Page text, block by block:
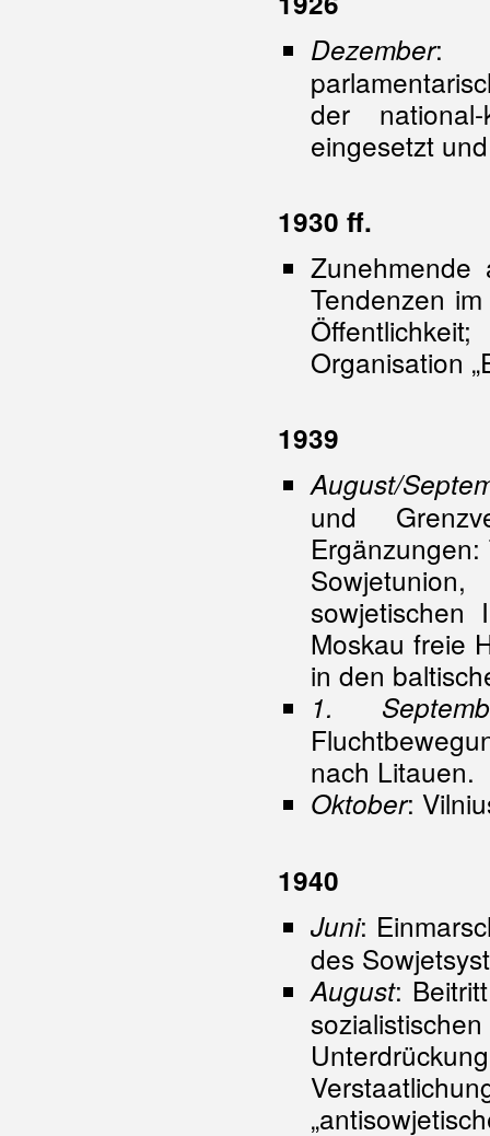
Dezember:
der
eingesetzt
1930 ff.
Zunehmende
Tendenzen
Organisation
1939
August/
und
sowjetischen
Moskau freie
in den
1.
nach Litauen.
Oktober:
1940
Juni:
des
August: